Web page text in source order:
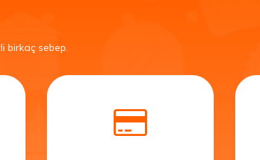
birkaç sebep.